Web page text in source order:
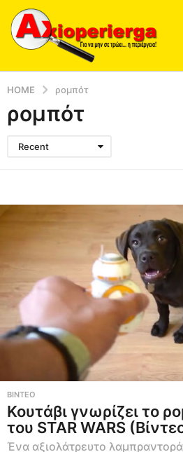
HOME ρομπότ
ρομπότ
Recent
ΒΊΝΤΕΟ
Κουτάβι γνωρίζει το
του STAR WARS
Ένα αξιολάτρευτο